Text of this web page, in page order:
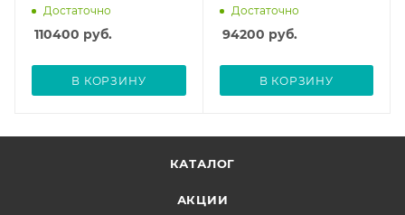
Достаточно
110400 руб.
В КОРЗИНУ
Достаточно
94200 руб.
В КОРЗИНУ
КАТАЛОГ
АКЦИИ